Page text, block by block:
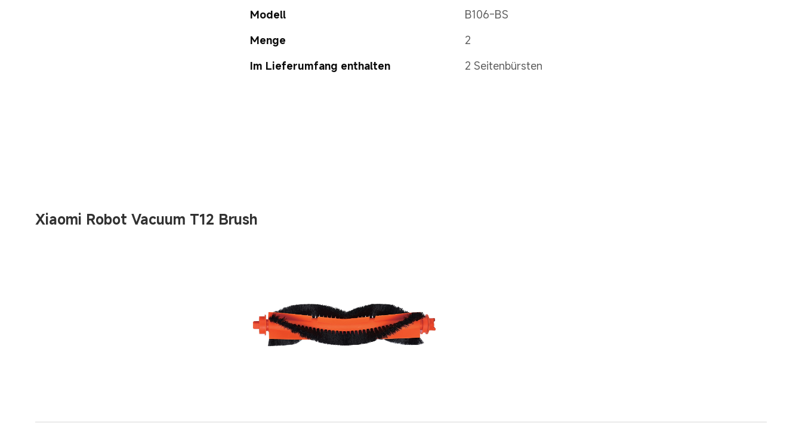
Modell
B106-BS
Menge
2
Im Lieferumfang enthalten
2 Seitenbürsten
Xiaomi Robot Vacuum T12 Brush